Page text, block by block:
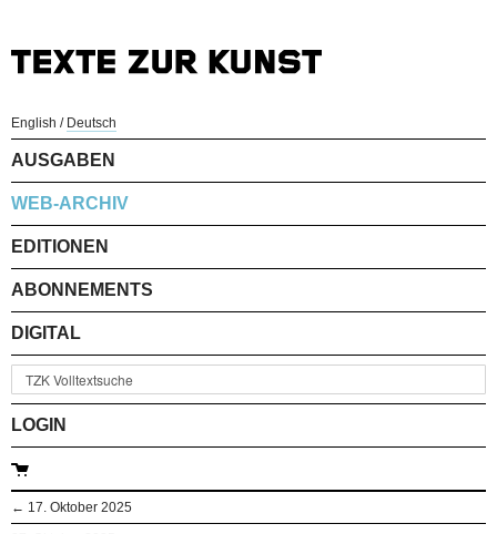
English / Deutsch
AUSGABEN
WEB-ARCHIV
EDITIONEN
ABONNEMENTS
DIGITAL
LOGIN
← 17. Oktober 2025